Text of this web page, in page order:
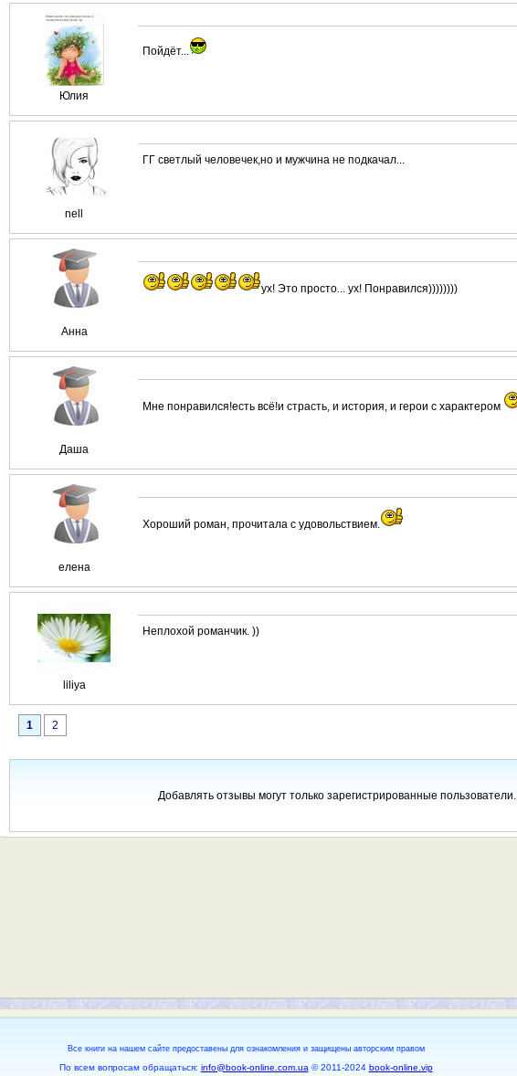
Юлия
Пойдёт...
nell
ГГ светлый человечек,но и мужчина не подкачал...
Анна
ух! Это просто... ух! Понравился))))))))
Даша
Мне понравился!есть всё!и страсть, и история, и герои с характером
елена
Хороший роман, прочитала с удовольствием.
liliya
Неплохой романчик. ))
1 2
Добавлять отзывы могут только зарегистрированные пользователи.
Все книги на нашем сайте предоставены для ознакомления и защищены авторским правом
По всем вопросам обращаться: info@book-online.com.ua © 2011-2024 book-online.vip